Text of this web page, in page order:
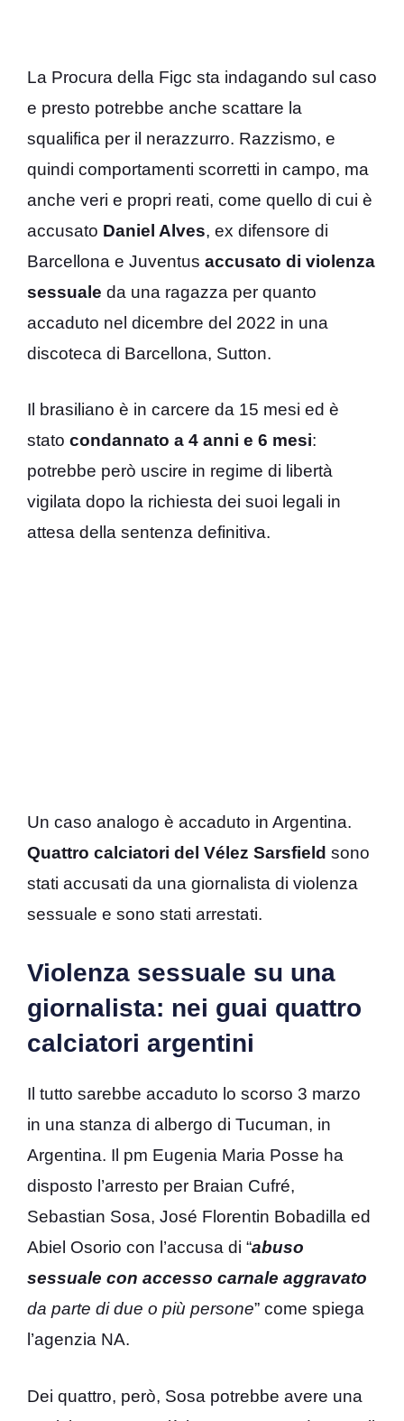
La Procura della Figc sta indagando sul caso
e presto potrebbe anche scattare la
squalifica per il nerazzurro. Razzismo, e
quindi comportamenti scorretti in campo, ma
anche veri e propri reati, come quello di cui è
accusato Daniel Alves, ex difensore di
Barcellona e Juventus accusato di violenza
sessuale da una ragazza per quanto
accaduto nel dicembre del 2022 in una
discoteca di Barcellona, Sutton.
Il brasiliano è in carcere da 15 mesi ed è
stato condannato a 4 anni e 6 mesi:
potrebbe però uscire in regime di libertà
vigilata dopo la richiesta dei suoi legali in
attesa della sentenza definitiva.
Un caso analogo è accaduto in Argentina.
Quattro calciatori del Vélez Sarsfield sono
stati accusati da una giornalista di violenza
sessuale e sono stati arrestati.
Violenza sessuale su una
giornalista: nei guai quattro
calciatori argentini
Il tutto sarebbe accaduto lo scorso 3 marzo
in una stanza di albergo di Tucuman, in
Argentina. Il pm Eugenia Maria Posse ha
disposto l’arresto per Braian Cufré,
Sebastian Sosa, José Florentin Bobadilla ed
Abiel Osorio con l’accusa di “abuso
sessuale con accesso carnale aggravato
da parte di due o più persone” come spiega
l’agenzia NA.
Dei quattro, però, Sosa potrebbe avere una